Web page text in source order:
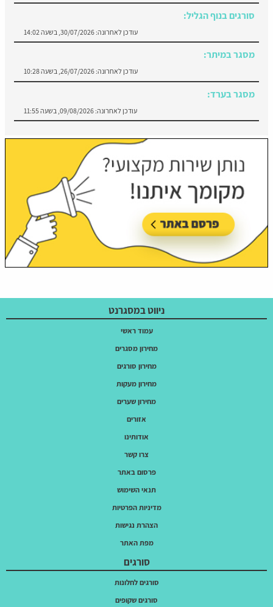
סורגים בנוף הגליל:
עודכן לאחרונה: 30/07/2026, בשעה 14:02
מסגר במיתר:
עודכן לאחרונה: 26/07/2026, בשעה 10:28
מסגר בערד:
עודכן לאחרונה: 09/08/2026, בשעה 11:55
ניווט במסגרנט
עמוד ראשי
מחירון מסגרים
מחירון סורגים
מחירון מעקות
מחירון שערים
אזורים
אודותינו
צרו קשר
פרסום באתר
תנאי השימוש
מדיניות הפרטיות
הצהרת נגישות
מפת האתר
סורגים
סורגים לחלונות
סורגים שקופים